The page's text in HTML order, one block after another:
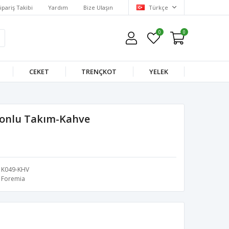
Takibi Yardım Bize Ulaşın Türkçe
0 0
CEKET TRENÇKOT YELEK
Takım-Kahve
K049-KHV
Foremia